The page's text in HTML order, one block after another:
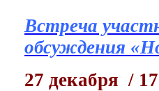
Встреча
обсуждения
27 декабря /